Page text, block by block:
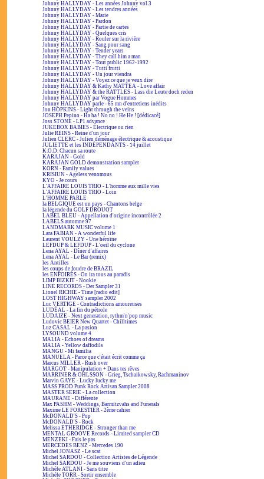
Johnny HALLYDAY - Les années Johnny vol.3
Johnny HALLYDAY - Les tendres années
Johnny HALLYDAY - Marie
Johnny HALLYDAY - Pardon
Johnny HALLYDAY - Partie de cartes
Johnny HALLYDAY - Quelques cris
Johnny HALLYDAY - Rouler sur la rivière
Johnny HALLYDAY - Sang pour sang
Johnny HALLYDAY - Tender years
Johnny HALLYDAY - They call him a man
Johnny HALLYDAY - Tout public 1962-1992
Johnny HALLYDAY - Tutti frutti
Johnny HALLYDAY - Un jour viendra
Johnny HALLYDAY - Voyez ce que je veux dire
Johnny HALLYDAY & Kathy MATTEA - Love affair
Johnny HALLYDAY & the RATTLES - Lass die Leute doch reden
Johnny HALLYDAY par Vogue Hommes
Johnny HALLYDAY parle - 65 mn d'entretiens inédits
Jon HOPKINS - Light through the veins
JOSEPH Pepino - Ha ha ! No no ! He He ! [dédicacé]
Joss STONE - LP1 advance
JUKEBOX BABIES - Électrique ou rien
Julie REINS - Reine d'un jour
Julien CLERC - Julien déménage électrique & acoustique
JULIETTE et les INDÉPENDANTS - 14 juillet
K.O.D. Chacun sa route
KARAJAN - Gold
KARAJAN GOLD demonstration sampler
KORN - Family values
KRISIUN - Ageless venomous
KYO - Je cours
L'AFFAIRE LOUIS TRIO - L'homme aux mille vies
L'AFFAIRE LOUIS TRIO - Loin
L'HOMME PARLE
la BELGIQUE est un pays - Chantons belge
la légende du GOLF DROUOT
LABEL BLEU - Appellation d'origine incontrôlée 2
LABELS automne 97
LANDMARK MUSIC volume 1
Lara FABIAN - A wonderful life
Laurent VOULZY - Une héroïne
LEFDUP & LEFDUP - L'oeil du cyclone
Lena AYAL - Dîner d'affaires
Lena AYAL - Le Bar (remix)
les Antilles
les coups de foudre de BRAZIL
les ENFOIRÉS - On ira tous au paradis
LIMP BIZKIT - Nookie
LINE RECORDS - Der Sampler 31
Lionel RICHIE - Time [radio edit]
LOST HIGHWAY sampler 2002
Luc VERTIGE - Contradictions amoureuses
LUDÉAL - La fin du pétrole
LUDAIZE - Next generation, rythm'n'pop music
Ludovic BEIER New Quartet - Chilltimes
Luz CASAL - La pasion
LYSOUND volume 4
MALIA - Echoes of dreams
MALIA - Yellow daffodils
MANGU - Mi familia
MANUELA - Parce que c'était écrit comme ça
Marcus MILLER - Rush over
MARGOT - Manipulation + Dans tes rêves
MARRINER & OHLSSON - Grieg, Tschaikowsky, Rachmaninov
Marvin GAYE - Lucky lucky me
MASS PROD Punk Rock Artisan Sampler 2008
MASTER SERIE - La collection
MAURANE - Différente
Max PASHM - Weddings, Barmitzvahs and Funerals
Maxime LE FORESTIER - 2ème cahier
McDONALD'S - Pop
McDONALD'S - Rock
Melissa ETHERIDGE - Stronger than me
MENTAL GROOVE Records - Limited sampler CD
MENZEKI - Fais le pas
MERCEDES BENZ - Mercedes 190
Michel JONASZ - Le scat
Michel SARDOU - Collection Artistes de Légende
Michel SARDOU - Je me souviens d'un adieu
Michèle ATLANI - Sans titre
Michèle TORR - Sortir ensemble